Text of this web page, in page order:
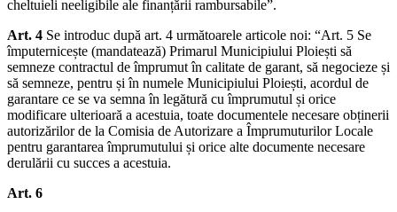
cheltuieli neeligibile ale finanțării rambursabile”.
Art. 4 Se introduc după art. 4 următoarele articole noi: “Art. 5 Se
împuternicește (mandatează) Primarul Municipiului Ploiești să
semneze contractul de împrumut în calitate de garant, să negocieze și
să semneze, pentru și în numele Municipiului Ploiești, acordul de
garantare ce se va semna în legătură cu împrumutul și orice
modificare ulterioară a acestuia, toate documentele necesare obținerii
autorizărilor de la Comisia de Autorizare a Împrumuturilor Locale
pentru garantarea împrumutului și orice alte documente necesare
derulării cu succes a acestuia.
Art. 6